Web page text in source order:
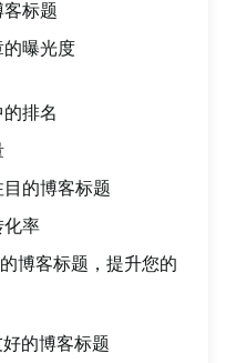
标题
曝光度
排名
的博客标题
率
博客标题，提升您的
的博客标题